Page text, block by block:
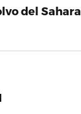
del Sahara